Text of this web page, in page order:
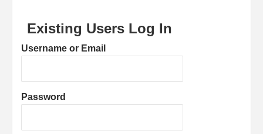
Existing Users Log In
Username or Email
Password